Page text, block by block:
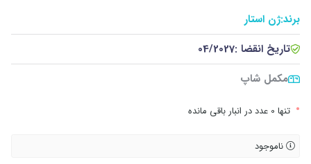
برند:ژن استار
تاریخ انقضا :04/2027
مکمل شاپ
• تنها 0 عدد در انبار باقی مانده
ناموجود